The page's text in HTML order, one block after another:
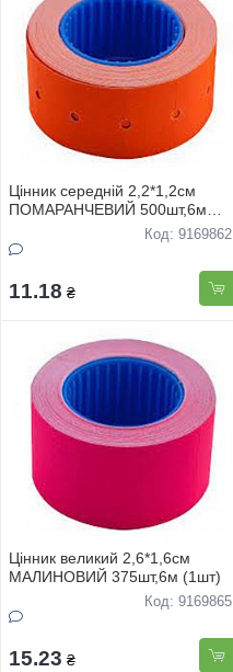
Цінник середнiй 2,2*1,2см
ПОМАРАНЧЕВИЙ 500шт,6м
Код: 9169862
11.18 ₴
Цінник великий 2,6*1,6см
МАЛИНОВИЙ 375шт,6м (1шт)
Код: 9169865
15.23 ₴